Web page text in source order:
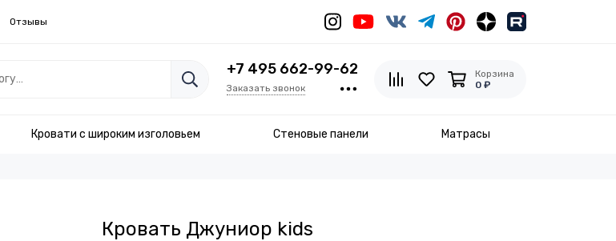
Отзывы
+7 495 662-99-62
Заказать звонок
Корзина
0 ₽
Кровати с широким изголовьем Стеновые панели Матрасы
Кровать Джуниор kids